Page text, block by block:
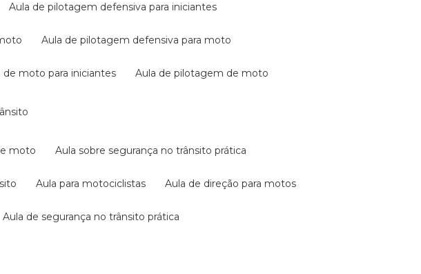
aula de pilotagem defensiva para iniciantes
aula de pilotagem defensiva para moto
de moto para iniciantes aula de pilotagem de moto
moto aula sobre segurança no trânsito prática
aula para motociclistas aula de direção para motos
aula de segurança no trânsito prática